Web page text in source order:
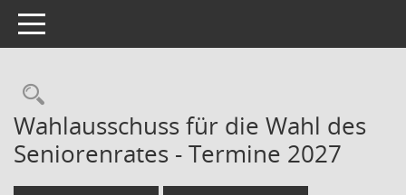
Toggle navigation
Rechercheauswahl
Wahlausschuss für die Wahl des
Seniorenrates - Termine 2027